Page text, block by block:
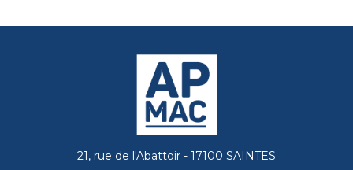
21, rue de l'Abattoir - 17100 SAINTES